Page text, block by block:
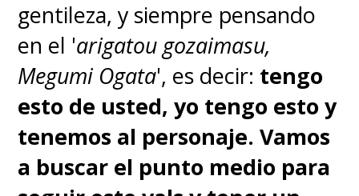
gentileza, y siempre pensando
en el 'arigatou gozaimasu,
Megumi Ogata', es decir: tengo
esto de usted, yo tengo esto y
tenemos al personaje. Vamos
a buscar el punto medio para